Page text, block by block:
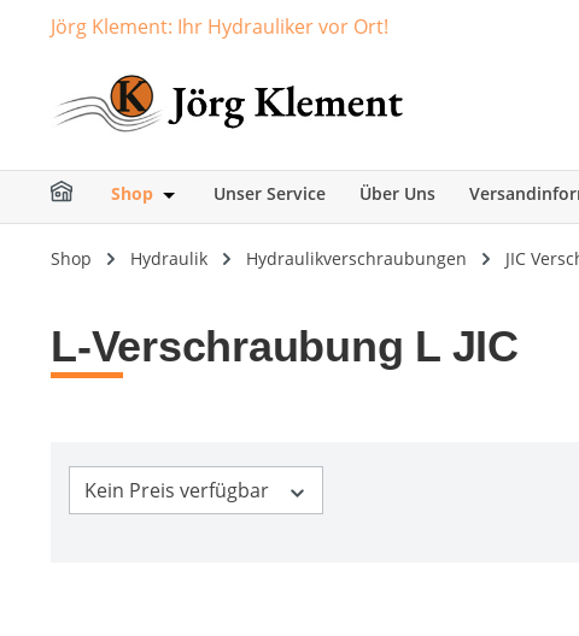
Zur Hauptnavigation springen
Jörg Klement: Ihr Hydrauliker vor Ort!
Shop Öffne oder Schließe das Dropdown der
Unser Service Über Uns
Shop Hydraulik Hydraulikverschraubungen JIC
L-Verschraubung L JIC
Kein Preis verfügbar